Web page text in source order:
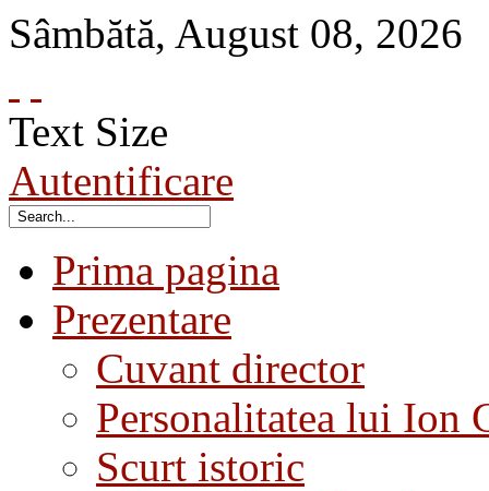
Sâmbătă, August 08, 2026
Text Size
Autentificare
Prima pagina
Prezentare
Cuvant director
Personalitatea lui Ion
Scurt istoric